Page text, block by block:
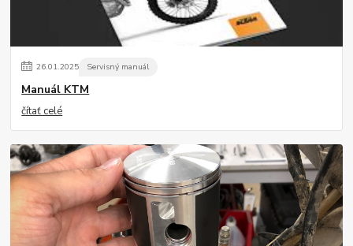
26.01.2025 Servisný manuál
Manuál KTM
čítať celé